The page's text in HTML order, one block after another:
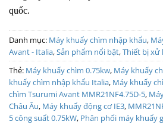
quốc.
Danh mục: Máy khuấy chìm nhập khẩu,
Avant - Italia,Sản phẩm nổi bật,Thiết bị xử
Thẻ: Máy khuấy chìm 0.75kw, Máy khuấy
khuấy chìm nhập khẩu Italia, Máy khuấy
chìm Tsurumi Avant MMR21NF4.75D-5,
Châu Âu, Máy khuấy động cơ IE3,
5 công suất 0.75kW, Phân phối máy khuấy